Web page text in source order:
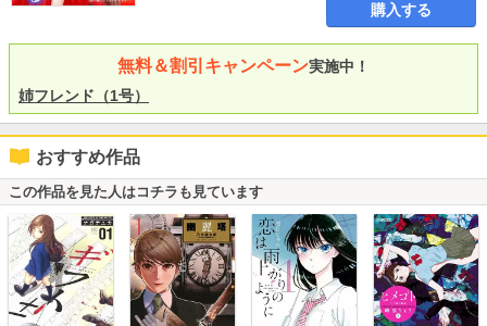
購入する
無料＆割引キャンペーン実施中！
姉フレンド（1号）
おすすめ作品
この作品を見た人はコチラも見ています